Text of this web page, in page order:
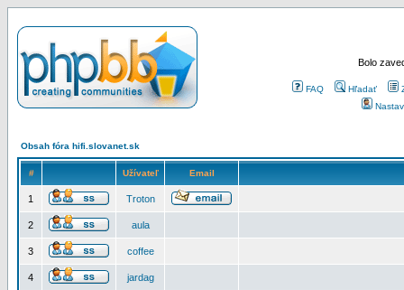
Bolo
FAQ Hľadať
Obsah fóra hifi.slovanet.sk
# Užívateľ Email
1 Troton
2 aula
3 coffee
4 jardag